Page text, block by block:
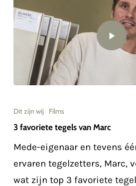
Dit zijn wij Films
3 favoriete tegels van Marc
Mede-eigenaar en tevens
ervaren tegelzetters, Marc,
wat zijn top 3 favoriete